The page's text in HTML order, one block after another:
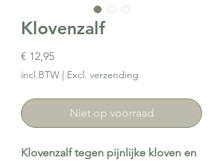
Klovenzalf
€ 12,95Prijs
incl.BTW | Excl. verzending
Niet op voorraad
Klovenzalf tegen pijnlijke kloven en